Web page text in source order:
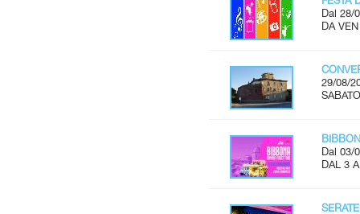
Dal 28/
DA
29/08/
Dal 03/
DAL 3